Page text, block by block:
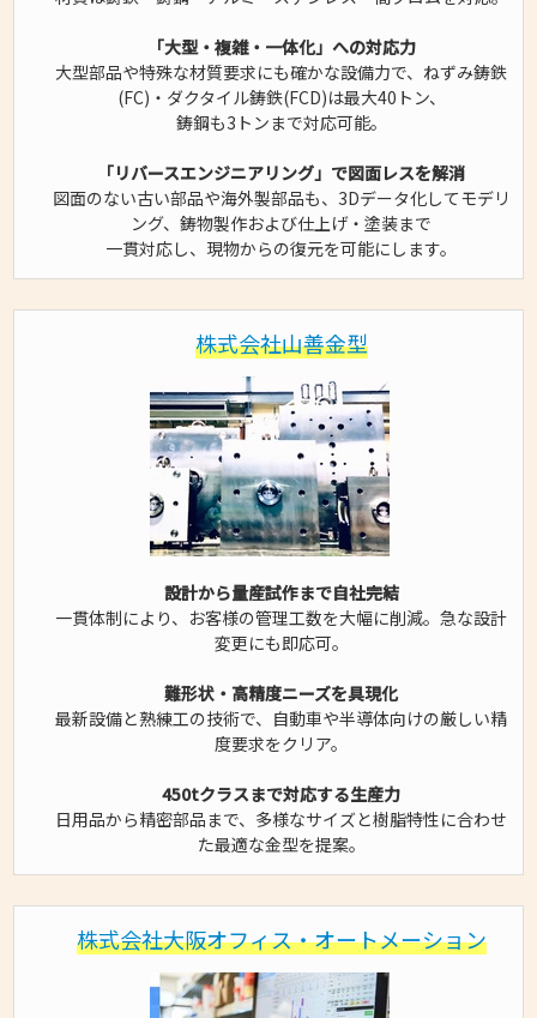
「大型・複雑・一体化」への対応力
大型部品や特殊な材質要求にも確かな設備力で、ねずみ鋳鉄
(FC)・ダクタイル鋳鉄(FCD)は最大40トン、
鋳鋼も3トンまで対応可能。
「リバースエンジニアリング」で図面レスを解消
図面のない古い部品や海外製部品も、3Dデータ化してモデリ
ング、鋳物製作および仕上げ・塗装まで
一貫対応し、現物からの復元を可能にします。
株式会社山善金型
設計から量産試作まで自社完結
一貫体制により、お客様の管理工数を大幅に削減。急な設計
変更にも即応可。
難形状・高精度ニーズを具現化
最新設備と熟練工の技術で、自動車や半導体向けの厳しい精
度要求をクリア。
450tクラスまで対応する生産力
日用品から精密部品まで、多様なサイズと樹脂特性に合わせ
た最適な金型を提案。
株式会社大阪オフィス・オートメーション